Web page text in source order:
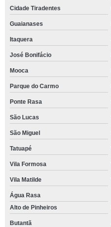
Cidade Tiradentes
Guaianases
Itaquera
José Bonifácio
Mooca
Parque do Carmo
Ponte Rasa
São Lucas
São Miguel
Tatuapé
Vila Formosa
Vila Matilde
Água Rasa
Alto de Pinheiros
Butantã